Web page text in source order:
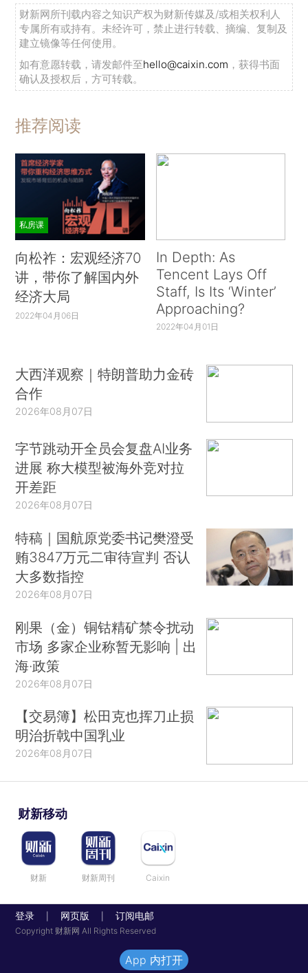
财新网所刊载内容之知识产权为财新传媒及/或相关权利人
专属所有或持有。未经许可，禁止进行转载、摘编、复制及
建立镜像等任何使用。
如有意愿转载，请发邮件至hello@caixin.com ，获得书面
确认及授权后，方可转载。
推荐阅读
私房课
向松祚：宏观经济70
讲，带你了解国内外
经济大局
2022年04月06日
In Depth: As
Tencent Lays Off
Staff, Is Its ‘Winter’
Approaching?
2022年04月01日
大西洋观察｜特朗普助力金砖
合作
2026年08月07日
字节跳动开全员会复盘AI业务
进展 称大模型被海外竞对拉
开差距
2026年08月07日
特稿｜国航原党委书记樊澄受
贿3847万元二审待宣判 否认
大多数指控
2026年08月07日
刚果（金）铜钴精矿禁令扰动
市场 多家企业称暂无影响 | 出
海·政策
2026年08月07日
【交易簿】松田克也挥刀止损
明治折戟中国乳业
2026年08月07日
财新移动
财新 财新周刊 Caixin
登录 网页版 订阅电邮
Copyright 财新网 All Rights Reserved
App 内打开